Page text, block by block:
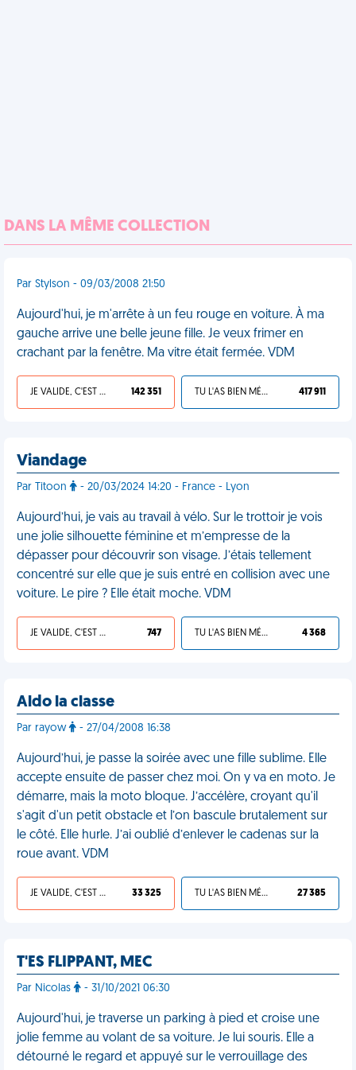
DANS LA MÊME COLLECTION
Par Stylson - 09/03/2008 21:50
Aujourd'hui, je m'arrête à un feu rouge en voiture. À ma
gauche arrive une belle jeune fille. Je veux frimer en
crachant par la fenêtre. Ma vitre était fermée. VDM
JE VALIDE, C'EST UNE VDM 142 351 TU L'AS BIEN MÉRITÉ 417 911
Viandage
Par Titoon - 20/03/2024 14:20 - France - Lyon
Aujourd’hui, je vais au travail à vélo. Sur le trottoir je vois
une jolie silhouette féminine et m’empresse de la
dépasser pour découvrir son visage. J’étais tellement
concentré sur elle que je suis entré en collision avec une
voiture. Le pire ? Elle était moche. VDM
JE VALIDE, C'EST UNE VDM 747 TU L'AS BIEN MÉRITÉ 4 368
Aldo la classe
Par rayow - 27/04/2008 16:38
Aujourd’hui, je passe la soirée avec une fille sublime. Elle
accepte ensuite de passer chez moi. On y va en moto. Je
démarre, mais la moto bloque. J’accélère, croyant qu'il
s'agit d'un petit obstacle et l’on bascule brutalement sur
le côté. Elle hurle. J’ai oublié d’enlever le cadenas sur la
roue avant. VDM
JE VALIDE, C'EST UNE VDM 33 325 TU L'AS BIEN MÉRITÉ 27 385
T'ES FLIPPANT, MEC
Par Nicolas - 31/10/2021 06:30
Aujourd'hui, je traverse un parking à pied et croise une
jolie femme au volant de sa voiture. Je lui souris. Elle a
détourné le regard et appuyé sur le verrouillage des